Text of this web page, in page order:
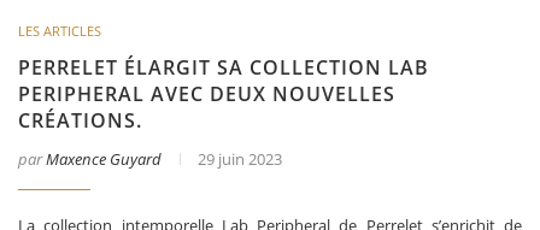
LES ARTICLES
PERRELET ÉLARGIT SA COLLECTION LAB
PERIPHERAL AVEC DEUX NOUVELLES
CRÉATIONS.
parMaxence Guyard 29 juin 2023
La collection intemporelle Lab Peripheral de Perrelet s’enrichit de